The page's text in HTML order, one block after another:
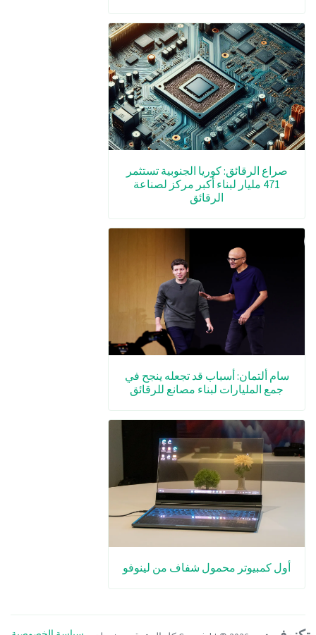
صراع الرقائق: كوريا الجنوبية تستثمر
471 مليار لبناء أكبر مركز لصناعة
الرقائق
سام ألتمان: أسباب قد تجعله ينجح في
جمع المليارات لبناء مصانع للرقائق
أول كمبيوتر محمول شفاف من لينوفو